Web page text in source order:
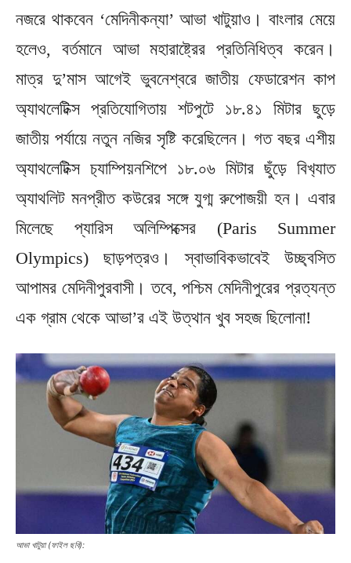
নজরে থাকবেন ‘মেদিনীকন্যা’ আভা খাটুয়াও। বাংলার মেয়ে
হলেও, বর্তমানে আভা মহারাষ্ট্রের প্রতিনিধিত্ব করেন।
মাত্র দু’মাস আগেই ভুবনেশ্বরে জাতীয় ফেডারেশন কাপ
অ‌্যাথলেটিক্স প্রতিযোগিতায় শটপুটে ১৮.৪১ মিটার ছুড়ে
জাতীয় পর্যায়ে নতুন নজির সৃষ্টি করেছিলেন। গত বছর এশীয়
অ‌্যাথলেটিক্স চ‌্যাম্পিয়নশিপে ১৮.০৬ মিটার ছুঁড়ে বিখ‌্যাত
অ‌্যাথলিট মনপ্রীত কউরের সঙ্গে যুগ্ম রুপোজয়ী হন। এবার
মিলেছে প্যারিস অলিম্পিক্সের (Paris Summer
Olympics) ছাড়পত্রও। স্বাভাবিকভাবেই উচ্ছ্বসিত
আপামর মেদিনীপুরবাসী। তবে, পশ্চিম মেদিনীপুরের প্রত্যন্ত
এক গ্রাম থেকে আভা’র এই উত্থান খুব সহজ ছিলোনা!
আভা খাটুয়া (ফাইল ছবি):